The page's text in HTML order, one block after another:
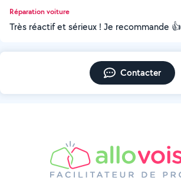
Réparation voiture
Très réactif et sérieux ! Je recommande 👍
Contacter